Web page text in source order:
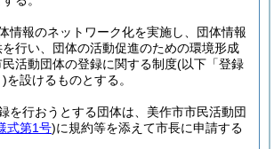
情報のネットワーク化を実施し、団体情報
行い、団体の活動促進のための環境形成
活動団体の登録に関する制度(以下「登録
)を設けるものとする。
を行おうとする団体は、美作市市民活動団
式第1号)に規約等を添えて市長に申請する